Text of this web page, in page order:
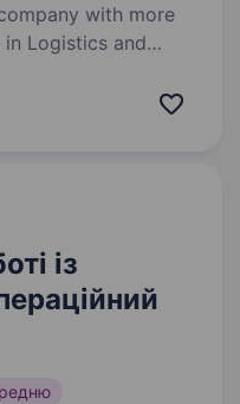
with more
Logistics and
team. Every
із